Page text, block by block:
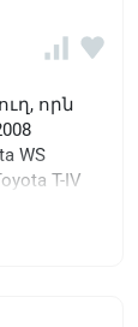
որն
WS
T-IV